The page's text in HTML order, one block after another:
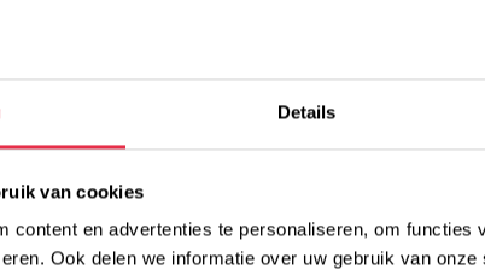
Details
van cookies
content en advertenties te personaliseren, om functies
Ook delen we informatie over uw gebruik van
tijdens intensieve trainingen. Verkrijgbaar in
alleen functionele voordelen, maar ook een
suiker, conserveermiddel: E223(sulfiet)),
ouwel (aardappelzetmeel), EI-eiwit, zout,